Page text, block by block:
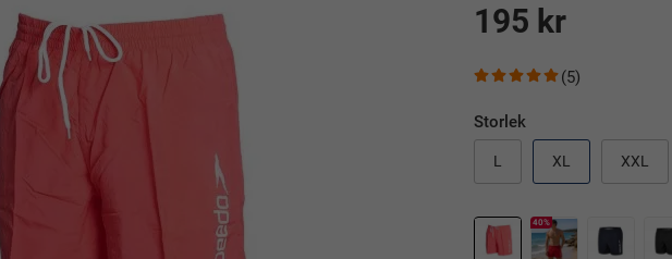
195 kr
(5)
Storlek
L XL XXL
40%